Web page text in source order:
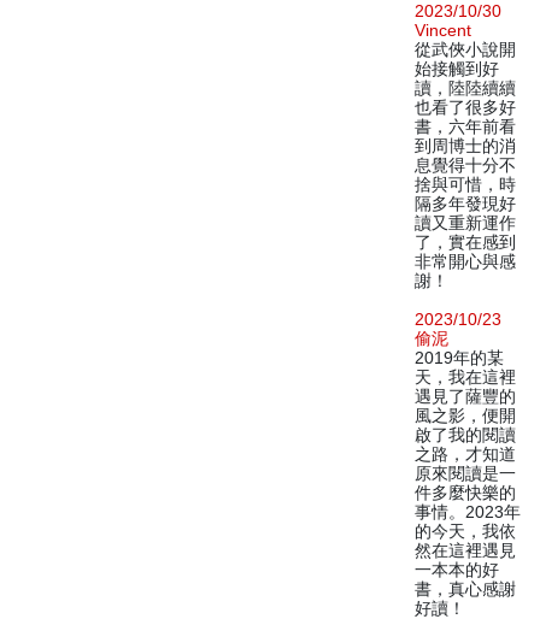
2023/10/30
Vincent
從武俠小說開
始接觸到好
讀，陸陸續續
也看了很多好
書，六年前看
到周博士的消
息覺得十分不
捨與可惜，時
隔多年發現好
讀又重新運作
了，實在感到
非常開心與感
謝！
2023/10/23
偷泥
2019年的某
天，我在這裡
遇見了薩豐的
風之影，便開
啟了我的閱讀
之路，才知道
原來閱讀是一
件多麼快樂的
事情。2023年
的今天，我依
然在這裡遇見
一本本的好
書，真心感謝
好讀！